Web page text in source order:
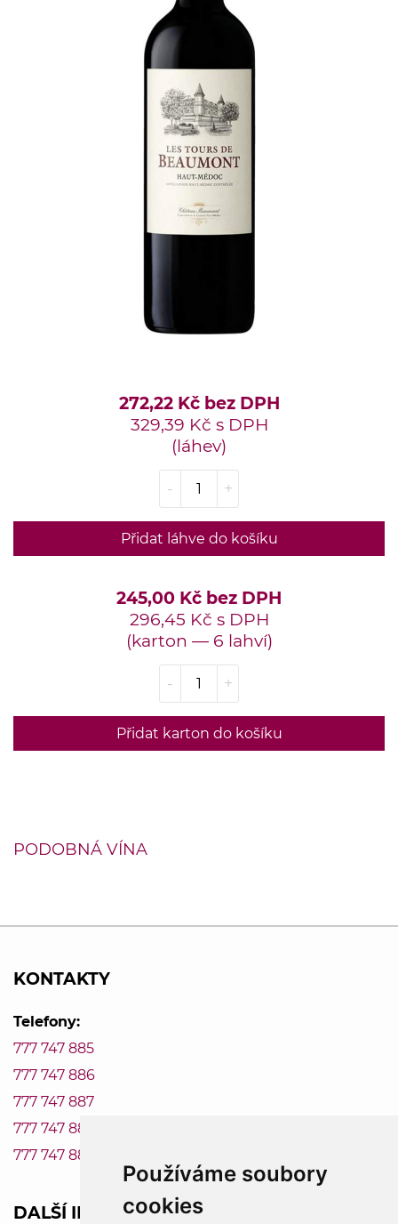
Používáme soubory
cookies
školeno v použitém dubovém sudu
272,22 Kč bez DPH
329,39 Kč s DPH
(láhev)
- +
Přidat láhve do košíku
245,00 Kč bez DPH
296,45 Kč s DPH
(karton — 6 lahví)
- +
Přidat karton do košíku
PODOBNÁ VÍNA
KONTAKTY
Telefony:
777 747 885
777 747 886
777 747 887
777 747 888
777 747 889
DALŠÍ INFORMACE